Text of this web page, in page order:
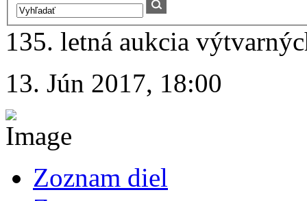
135. letná aukcia
13. Jún 2017, 18:00
Zoznam diel